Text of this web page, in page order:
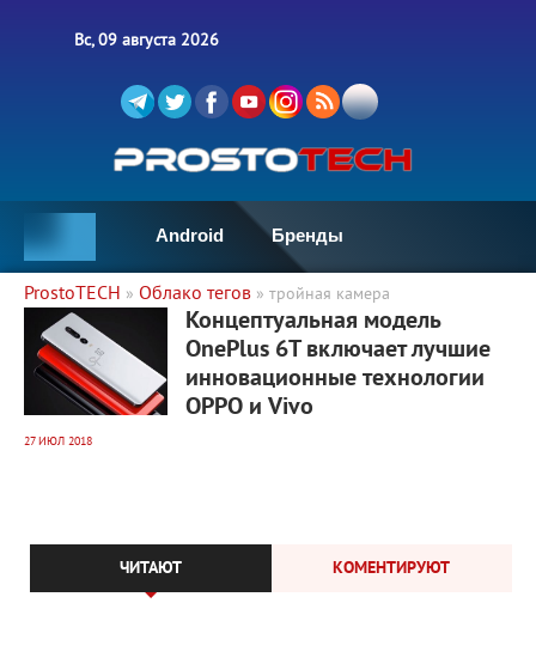
Вс, 09 августа 2026
Android Бренды
ProstoTECH » Облако тегов » тройная камера
4 036 0
Концептуальная модель
OnePlus 6T включает лучшие
инновационные технологии
OPPO и Vivo
27 ИЮЛ 2018
ЧИТАЮТ КОМЕНТИРУЮТ